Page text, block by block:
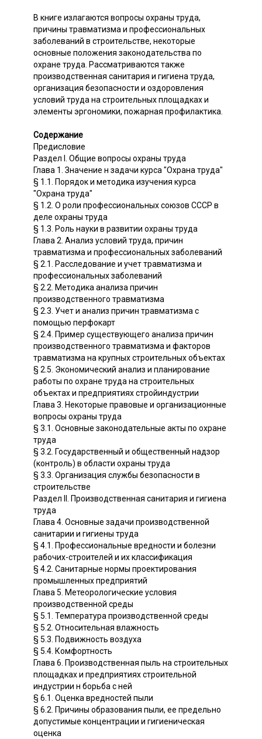
В книге излагаются вопросы охраны труда,
причины травматизма и профессиональных
заболеваний в строительстве, некоторые
основные положения законодательства по
охране труда. Рассматриваются также
производственная санитария и гигиена труда,
организация безопасности и оздоровления
условий труда на строительных площадках и
элементы эргономики, пожарная профилактика.
Содержание
Предисловие
Раздел I. Общие вопросы охраны труда
Глава 1. Значение н задачи курса "Охрана труда"
§ 1.1. Порядок и методика изучения курса
"Охрана труда"
§ 1.2. О роли профессиональных союзов СССР в
деле охраны труда
§ 1.3. Роль науки в развитии охраны труда
Глава 2. Анализ условий труда, причин
травматизма и профессиональных заболеваний
§ 2.1. Расследование и учет травматизма и
профессиональных заболеваний
§ 2.2. Методика анализа причин
производственного травматизма
§ 2.3. Учет и анализ причин травматизма с
помощью перфокарт
§ 2.4. Пример существующего анализа причин
производственного травматизма и факторов
травматизма на крупных строительных объектах
§ 2.5. Экономический анализ и планирование
работы по охране труда на строительных
объектах и предприятиях стройиндустрии
Глава 3. Некоторые правовые и организационные
вопросы охраны труда
§ 3.1. Основные законодательные акты по охране
труда
§ 3.2. Государственный и общественный надзор
(контроль) в области охраны труда
§ 3.3. Организация службы безопасности в
строительстве
Раздел II. Производственная санитария и гигиена
труда
Глава 4. Основные задачи производственной
санитарии и гигиены труда
§ 4.1. Профессиональные вредности и болезни
рабочих-строителей и их классификация
§ 4.2. Санитарные нормы проектирования
промышленных предприятий
Глава 5. Метеорологические условия
производственной среды
§ 5.1. Температура производственной среды
§ 5.2. Относительная влажность
§ 5.3. Подвижность воздуха
§ 5.4. Комфортность
Глава 6. Производственная пыль на строительных
площадках и предприятиях строительной
индустрии н борьба с ней
§ 6.1. Оценка вредностей пыли
§ 6.2. Причины образования пыли, ее предельно
допустимые концентрации и гигиеническая
оценка